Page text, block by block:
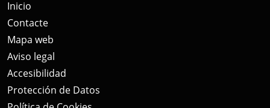
Inicio
Contacte
Mapa web
Aviso legal
Accesibilidad
Protección de Datos